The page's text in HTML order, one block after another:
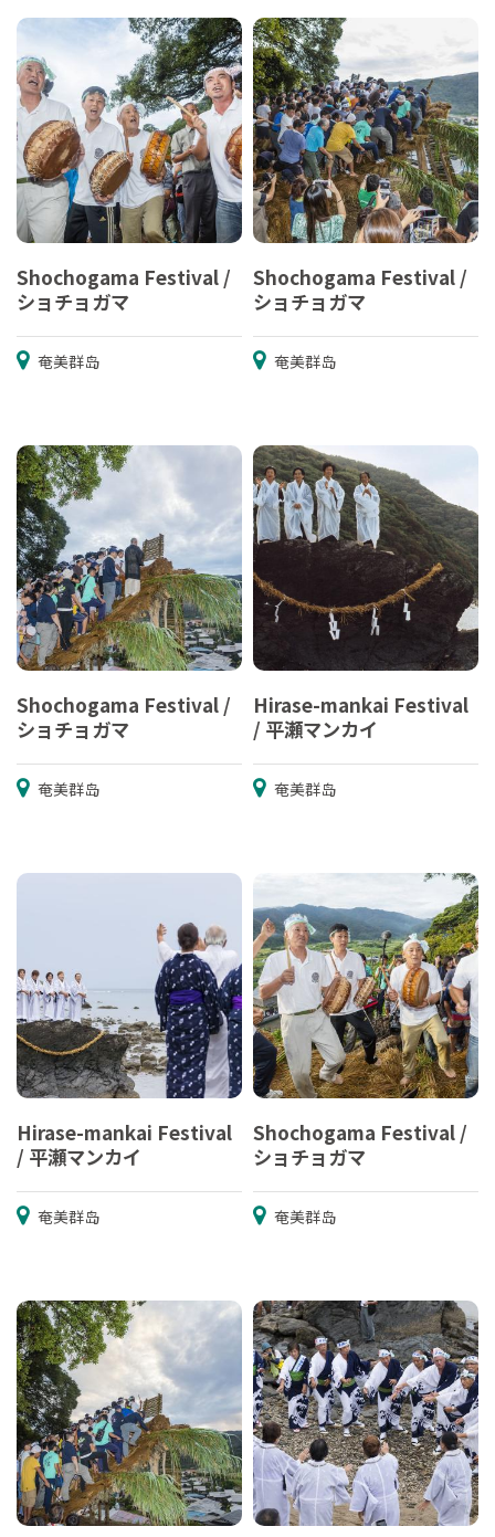
Shochogama Festival /
ショチョガマ
奄美群岛
Shochogama Festival /
ショチョガマ
奄美群岛
Shochogama Festival /
ショチョガマ
奄美群岛
Hirase-mankai Festival
/ 平瀬マンカイ
奄美群岛
Hirase-mankai Festival
/ 平瀬マンカイ
奄美群岛
Shochogama Festival /
ショチョガマ
奄美群岛